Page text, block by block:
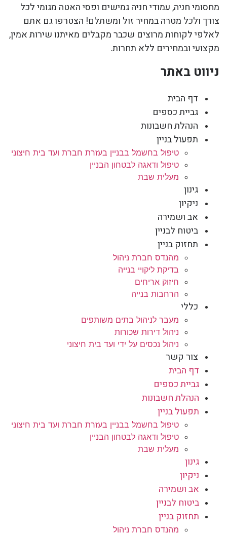
מחסומי חניה, עמודי חניה גמישים ופסי האטה מגומי לכל
צורך ולכל מטרה במחיר זול ומשתלם! הצטרפו גם אתם
לאלפי לקוחות מרוצים שכבר מקבלים מאיתנו שירות אמין,
מקצועי ובמחירים ללא תחרות.
ניווט באתר
דף הבית
גביית כספים
הנהלת חשבונות
תפעול בניין
טיפול בחשמל בבניין בעזרת חברת ועד בית חיצוני
טיפול ודאגה לבטחון הבניין
מעלית שבת
גינון
ניקיון
אב ושמירה
ביטוח לבניין
תחזוק בניין
מהנדס חברת ניהול
בדיקת ליקויי בנייה
חיזוק אריחים
הרחבות בנייה
כללי
מעבר לניהול בתים משותפים
ניהול דירות שכורות
ניהול נכסים על ידי ועד בית חיצוני
צור קשר
דף הבית
גביית כספים
הנהלת חשבונות
תפעול בניין
טיפול בחשמל בבניין בעזרת חברת ועד בית חיצוני
טיפול ודאגה לבטחון הבניין
מעלית שבת
גינון
ניקיון
אב ושמירה
ביטוח לבניין
תחזוק בניין
מהנדס חברת ניהול